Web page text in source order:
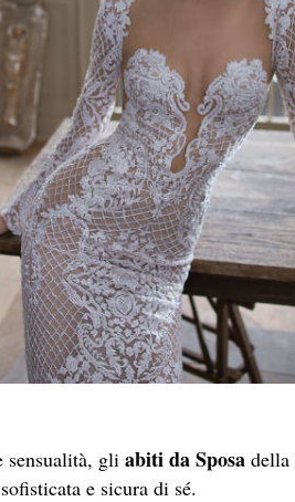
gli abiti da Sposa della
e sicura di sé.